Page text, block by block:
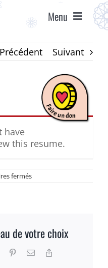
Menu
Précédent Suivant
have
this resume.
ferméssur
Tribout
de votre choix
WhatsApp
PinterestEmail